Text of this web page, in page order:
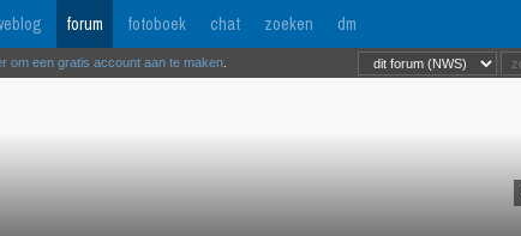
forum fotoboek chat zoeken dm
om een gratis account aan te maken